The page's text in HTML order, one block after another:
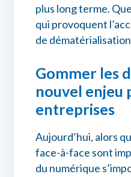
plus long terme.
qui provoquent
de dématérialisation
Gommer les
nouvel enjeu
entreprises
Aujourd’hui, alors
face-à-face sont
du numérique